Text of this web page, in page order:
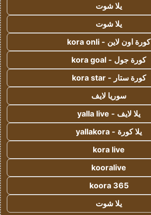
يلا شوت
يلا شوت
كورة اون لاين - kora onli
كورة جول - kora goal
كورة ستار - kora star
سوريا لايف
يلا لايف - yalla live
يلا كورة - yallakora
kora live
kooralive
koora 365
يلا شوت